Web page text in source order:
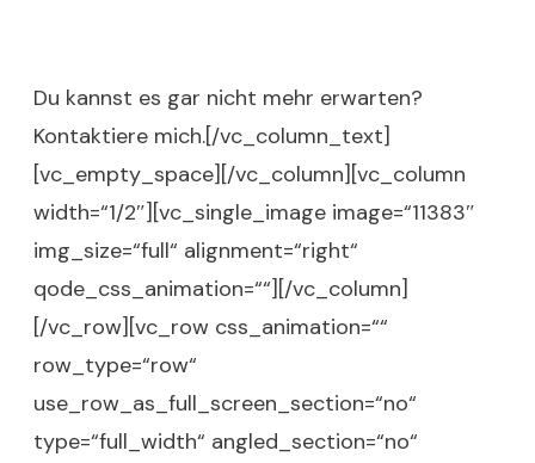
Du kannst es gar nicht mehr erwarten?
Kontaktiere mich.[/vc_column_text]
[vc_empty_space][/vc_column][vc_column
width=“1/2″][vc_single_image image=“11383″
img_size=“full“ alignment=“right“
qode_css_animation=““][/vc_column]
[/vc_row][vc_row css_animation=““
row_type=“row“
use_row_as_full_screen_section=“no“
type=“full_width“ angled_section=“no“